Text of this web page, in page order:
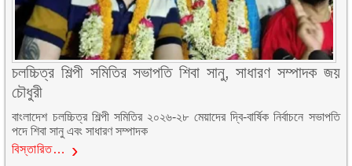
চলচ্চিত্র শিল্পী সমিতির সভাপতি শিবা সানু, সাধারণ সম্পাদক জয়
চৌধুরী
বাংলাদেশ চলচ্চিত্র শিল্পী সমিতির ২০২৬-২৮ মেয়াদের দ্বি-বার্ষিক নির্বাচনে সভাপতি
পদে শিবা সানু এবং সাধারণ সম্পাদক
বিস্তারিত…